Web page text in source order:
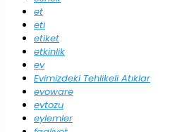
et
eti
etiket
etkinlik
ev
Evimizdeki Tehlikeli Atıklar
evoware
evtozu
eylemler